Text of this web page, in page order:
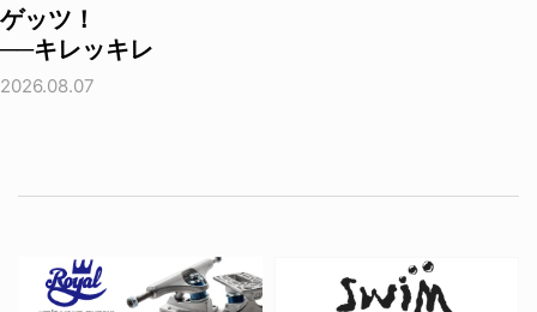
ゲッツ！
──キレッキレ
2026.08.07